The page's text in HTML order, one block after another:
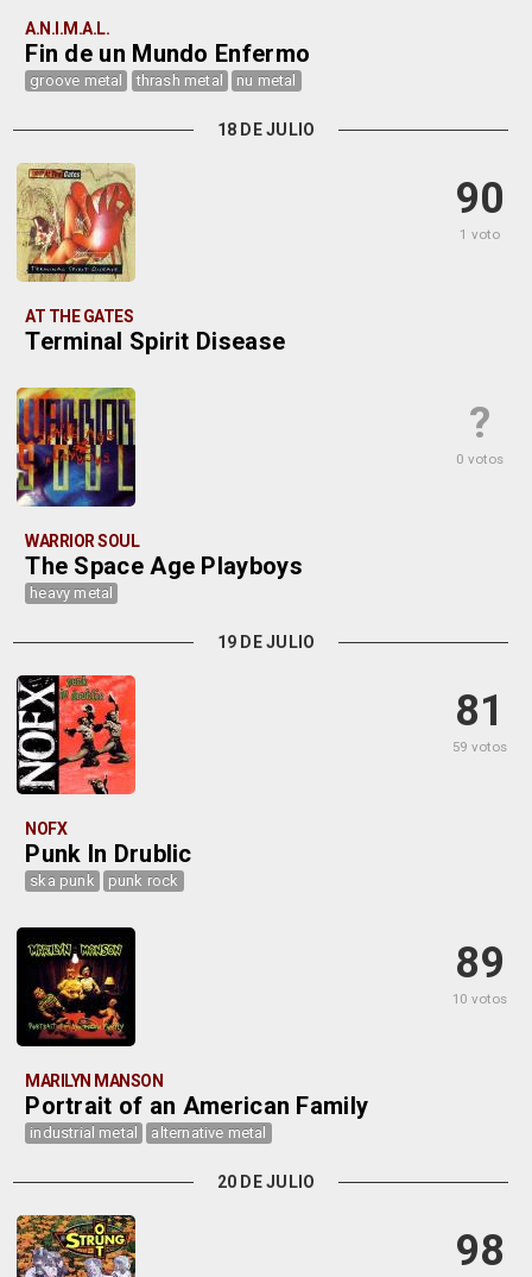
A.N.I.M.A.L.
Fin de un Mundo Enfermo
groove metal thrash metal nu metal
18 DE JULIO
90
1 voto
AT THE GATES
Terminal Spirit Disease
?
0 votos
WARRIOR SOUL
The Space Age Playboys
heavy metal
19 DE JULIO
81
59 votos
NOFX
Punk In Drublic
ska punk punk rock
89
10 votos
MARILYN MANSON
Portrait of an American Family
industrial metal alternative metal
20 DE JULIO
98